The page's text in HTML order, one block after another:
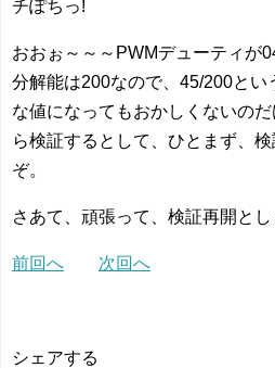
チぽちっ!
おおぉ～～～PWMデューティが
分解能は200なので、45/200とい
な値になってもおかしくないの
ら検証するとして、ひとまず、
ぞ。
さあて、頑張って、検証再開とし
前回へ 次回へ
シェアする